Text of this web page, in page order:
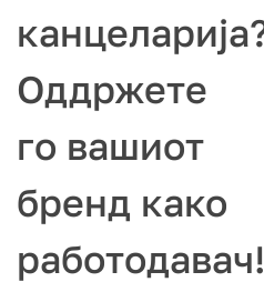
Оддржете
го вашиот
бренд како
работодавач!